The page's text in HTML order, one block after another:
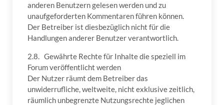
anderen Benutzern gelesen werden und zu
unaufgeforderten Kommentaren führen können.
Der Betreiber ist diesbezüglich nicht für die
Handlungen anderer Benutzer verantwortlich.
2.8. Gewährte Rechte für Inhalte die speziell im
Forum veröffentlicht werden
Der Nutzer räumt dem Betreiber das
unwiderrufliche, weltweite, nicht exklusive zeitlich,
räumlich unbegrenzte Nutzungsrechte jeglichen